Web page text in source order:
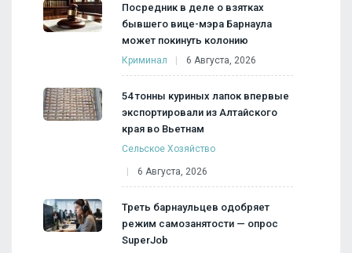
Посредник в деле о взятках
бывшего вице-мэра Барнаула
может покинуть колонию
Криминал 6 Августа, 2026
54 тонны куриных лапок впервые
экспортировали из Алтайского
края во Вьетнам
Сельское Хозяйство
6 Августа, 2026
Треть барнаульцев одобряет
режим самозанятости — опрос
SuperJob